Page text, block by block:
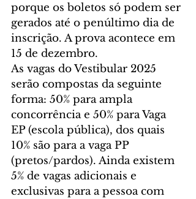
porque os boletos só podem ser
gerados até o penúltimo dia de
inscrição. A prova acontece em
15 de dezembro.
As vagas do Vestibular 2025
serão compostas da seguinte
forma: 50% para ampla
concorrência e 50% para Vaga
EP (escola pública), dos quais
10% são para a vaga PP
(pretos/pardos). Ainda existem
5% de vagas adicionais e
exclusivas para a pessoa com